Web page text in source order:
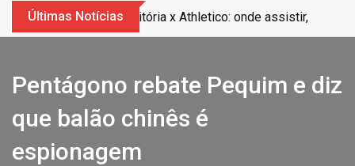
Últimas Notícias Vitória x Athletico: onde assistir,
Pentágono rebate Pequim e diz
que balão chinês é
espionagem